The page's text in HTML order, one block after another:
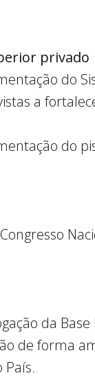
privado
do
a
do
da
de forma
País.